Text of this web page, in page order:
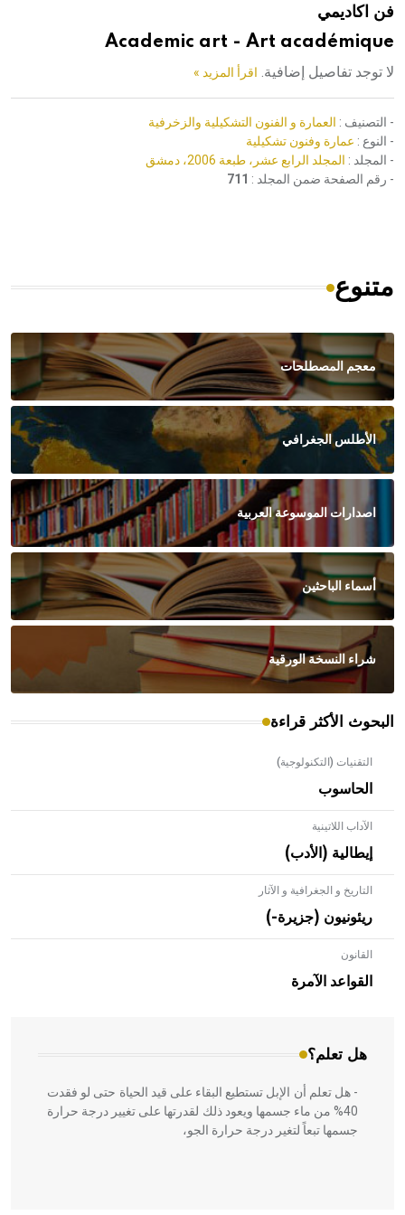
هيئة الموسوعة العربية تطلق موسوعات جديدة في عام 2026فن اكاديمي
Academic art - Art académique
لا توجد تفاصيل إضافية. اقرأ المزيد »
- التصنيف : العمارة و الفنون التشكيلية والزخرفية
- النوع : عمارة وفنون تشكيلية
- المجلد : المجلد الرابع عشر، طبعة 2006، دمشق
- رقم الصفحة ضمن المجلد : 711
متنوع
معجم المصطلحات
الأطلس الجغرافي
اصدارات الموسوعة العربية
أسماء الباحثين
شراء النسخة الورقية
البحوث الأكثر قراءة
التقنيات (التكنولوجية)
الحاسوب
الآداب اللاتينية
إيطالية (الأدب)
التاريخ و الجغرافية و الآثار
ريئونيون (جزيرة-)
القانون
القواعد الآمرة
هل تعلم؟
- هل تعلم أن الأبلق نوع من الفنون الهندسية التي ارتبطت
بالعمارة الإسلامية في بلاد الشام ومصر خاصة، حيث يحرص
المعمار على بناء مداميكه وخاصة في الواجهات
- هل تعلم أن الإبل تستطيع البقاء على قيد الحياة حتى لو فقدت
40% من ماء جسمها ويعود ذلك لقدرتها على تغيير درجة حرارة
جسمها تبعاً لتغير درجة حرارة الجو،